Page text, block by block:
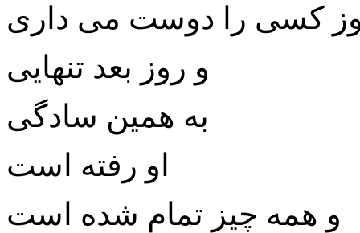
کسی را دوست می داری
و روز بعد تنهایی
به همین سادگی
او رفته است
و همه چیز تمام شده است